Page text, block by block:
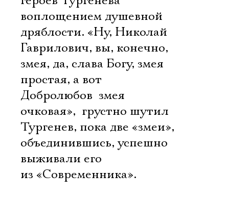
воплощением душевной
дряблости. «Ну, Николай
Гаврилович, вы, конечно,
змея, да, слава Богу, змея
простая, а вот
Добролюбов  змея
очковая»,  грустно шутил
Тургенев, пока две «змеи»,
объединившись, успешно
выживали его
из «Современника».